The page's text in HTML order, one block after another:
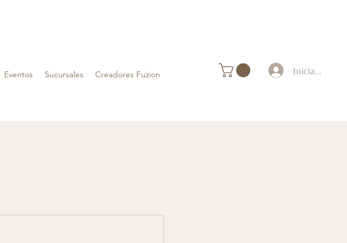
Iniciar sesión
Eventos Sucursales Creadores Fuzion